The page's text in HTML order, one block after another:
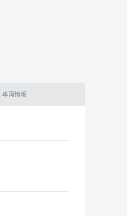
車両情報